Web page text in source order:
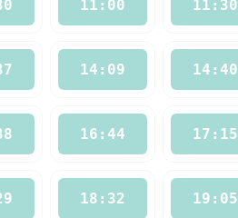
11:00 11:30
14:09 14:40
16:44 17:15
18:32 19:05